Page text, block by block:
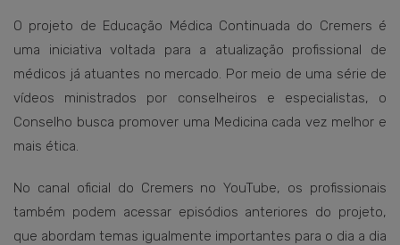
O projeto de Educação Médica Continuada do Cremers é
uma iniciativa voltada para a atualização profissional de
médicos já atuantes no mercado. Por meio de uma série de
vídeos ministrados por conselheiros e especialistas, o
Conselho busca promover uma Medicina cada vez melhor e
mais ética.
No canal oficial do Cremers no YouTube, os profissionais
também podem acessar episódios anteriores do projeto,
que abordam temas igualmente importantes para o dia a dia